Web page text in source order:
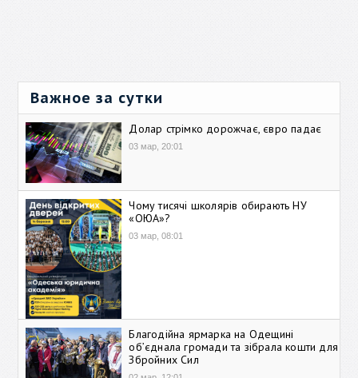
Важное за сутки
Долар стрімко дорожчає, євро падає
03 мар, 20:01
Чому тисячі школярів обирають НУ
«ОЮА»?
03 мар, 08:01
Благодійна ярмарка на Одещині
об’єднала громади та зібрала кошти для
Збройних Сил